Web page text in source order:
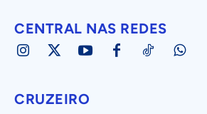
CENTRAL NAS REDES
CRUZEIRO